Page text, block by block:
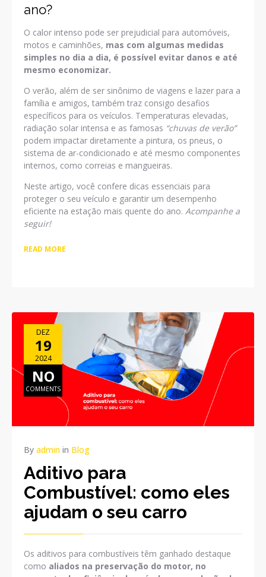
ano?
O calor intenso pode ser prejudicial para automóveis,
motos e caminhões, mas com algumas medidas
simples no dia a dia, é possível evitar danos e até
mesmo economizar.
O verão, além de ser sinônimo de viagens e lazer para a
família e amigos, também traz consigo desafios
específicos para os veículos. Temperaturas elevadas,
radiação solar intensa e as famosas “chuvas de verão”
podem impactar diretamente a pintura, os pneus, o
sistema de ar-condicionado e até mesmo componentes
internos, como correias e mangueiras.
Neste artigo, você confere dicas essenciais para
proteger o seu veículo e garantir um desempenho
eficiente na estação mais quente do ano. Acompanhe a
seguir!
READ MORE
DEZ
19
2024
NO
COMMENTS
By admin in Blog
Aditivo para
Combustível: como eles
ajudam o seu carro
Os aditivos para combustíveis têm ganhado destaque
como aliados na preservação do motor, no